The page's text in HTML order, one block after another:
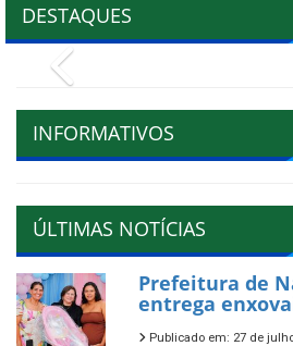
DESTAQUES
INFORMATIVOS
ÚLTIMAS NOTÍCIAS
Prefeitura de
entrega
Publicado em: 27 de